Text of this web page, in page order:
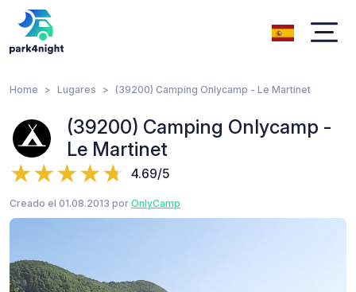
Home Lugares (39200) Camping Onlycamp - Le Martinet
(39200) Camping Onlycamp -
Le Martinet
4.69/5
Creado el 01.08.2013 por OnlyCamp